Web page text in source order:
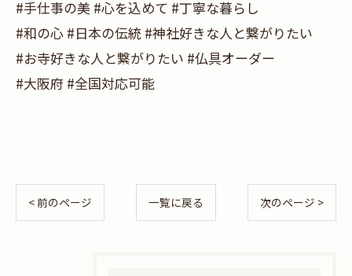
#手仕事の美 #心を込めて #丁寧な暮らし
#和の心 #日本の伝統 #神社好きな人と繋がりたい
#お寺好きな人と繋がりたい #仏具オーダー
#大阪府 #全国対応可能
< 前のページ 一覧に戻る 次のページ >